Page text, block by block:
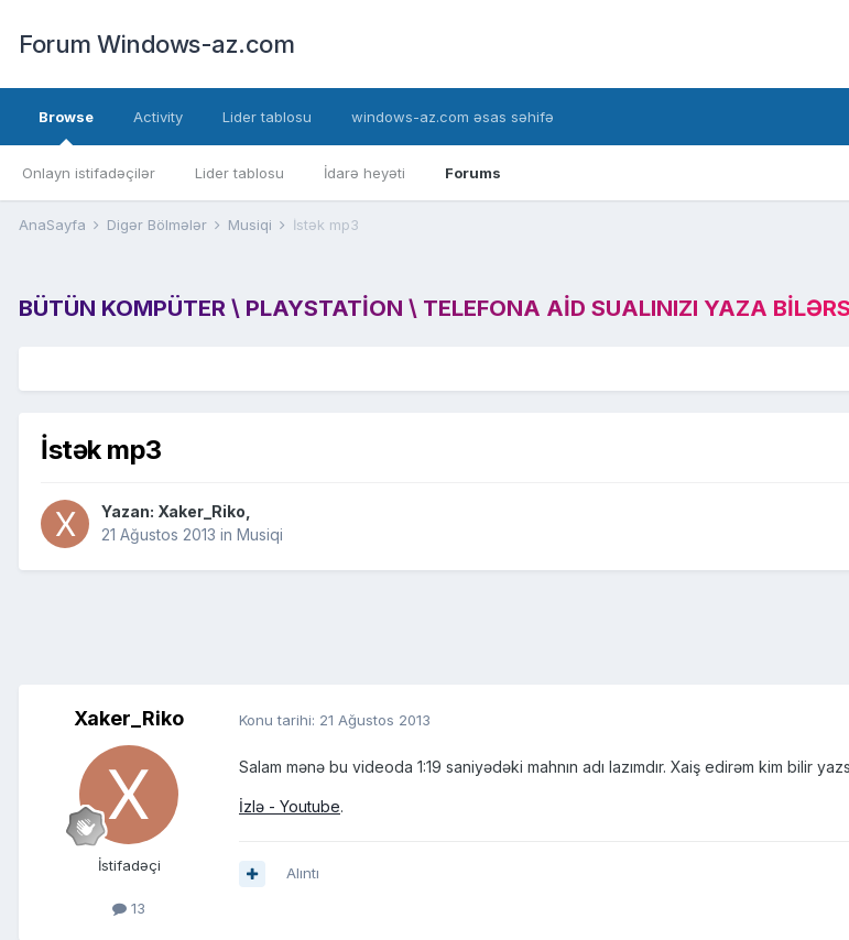
Forum Windows-az.com
Browse
Onlayn istifadəçilər Lider tablosu İdarə heyəti Forums
Activity Lider tablosu windows-az.com əsas səhifə
AnaSayfa Digər Bölmələr Musiqi İstək mp3
BÜTÜN KOMPÜTER \ PLAYSTATION \ TELEFONA AID SUALINIZI YAZA
İstək mp3
Yazan: Xaker_Riko
21 Ağustos 2013 in Musiqi
Xaker_Riko
İstifadəçi
13
Konu tarihi: 21 Ağustos 2013
Salam mənə bu videoda 1:19 saniyədəki mahnın adı lazımdır. Xaiş edirəm kim bilir
İzlə - Youtube.
Alıntı